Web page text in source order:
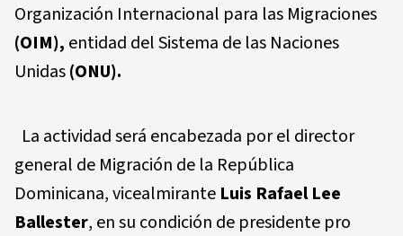
Organización Internacional para las Migraciones
(OIM), entidad del Sistema de las Naciones
Unidas(ONU).
La actividad será encabezada por el director
general de Migración de la República
Dominicana,vicealmirante Luis Rafael Lee
Ballester, en su condición de presidente pro